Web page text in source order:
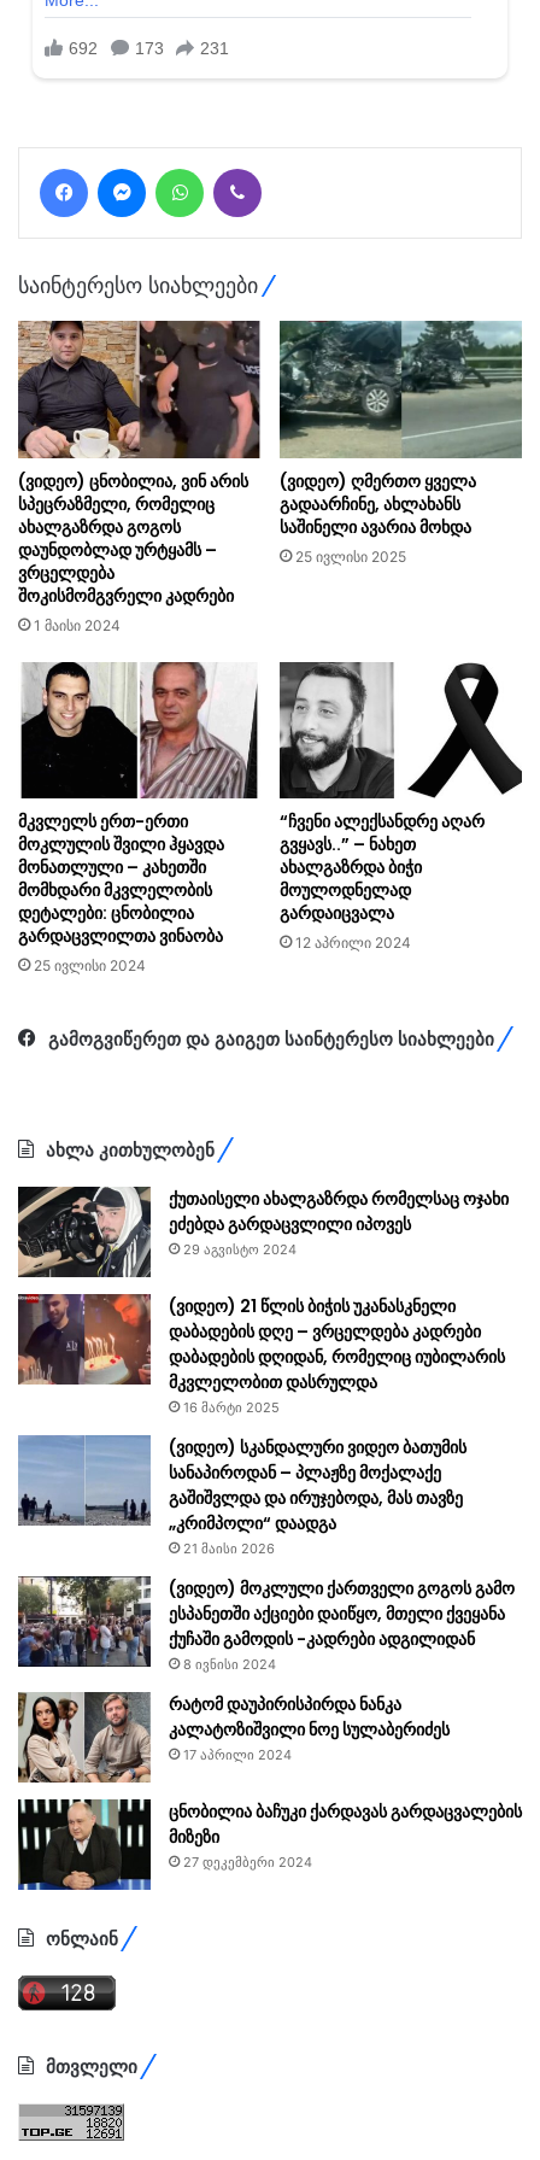
FacebookMessengerWhatsApp
საინტერესო სიახლეები
(ვიდეო) ცნობილია, ვინ არის
სპეცრაზმელი, რომელიც
ახალგაზრდა გოგოს
დაუნდობლად ურტყამს –
ვრცელდება
შოკისმომგვრელი კადრები
1 მაისი 2024
(ვიდეო) ღმერთო ყველა
გადაარჩინე, ახლახანს
საშინელი ავარია მოხდა
25 ივლისი 2025
მკვლელს ერთ-ერთი
მოკლულის შვილი ჰყავდა
მონათლული – კახეთში
მომხდარი მკვლელობის
დეტალები: ცნობილია
გარდაცვლილთა ვინაობა
25 ივლისი 2024
“ჩვენი ალექსანდრე აღარ
გვყავს..” – ნახეთ
ახალგაზრდა ბიჭი
მოულოდნელად
გარდაიცვალა
12 აპრილი 2024
გამოგვიწერეთ და გაიგეთ საინტერესო სიახლეები
ახლა კითხულობენ
ქუთაისელი ახალგაზრდა რომელსაც ოჯახი
ეძებდა გარდაცვლილი იპოვეს
29 აგვისტო 2024
(ვიდეო) 21 წლის ბიჭის უკანასკნელი
დაბადების დღე – ვრცელდება კადრები
დაბადების დღიდან, რომელიც იუბილარის
მკვლელობით დასრულდა
16 მარტი 2025
(ვიდეო) სკანდალური ვიდეო ბათუმის
სანაპიროდან – პლაჟზე მოქალაქე
გაშიშვლდა და ირუჯებოდა, მას თავზე
„კრიმპოლი“ დაადგა
21 მაისი 2026
(ვიდეო) მოკლული ქართველი გოგოს გამო
ესპანეთში აქციები დაიწყო, მთელი ქვეყანა
ქუჩაში გამოდის -კადრები ადგილიდან
8 ივნისი 2024
რატომ დაუპირისპირდა ნანკა
კალატოზიშვილი ნოე სულაბერიძეს
17 აპრილი 2024
ცნობილია ბაჩუკი ქარდავას გარდაცვალების
მიზეზი
27 დეკემბერი 2024
ონლაინ
მთვლელი